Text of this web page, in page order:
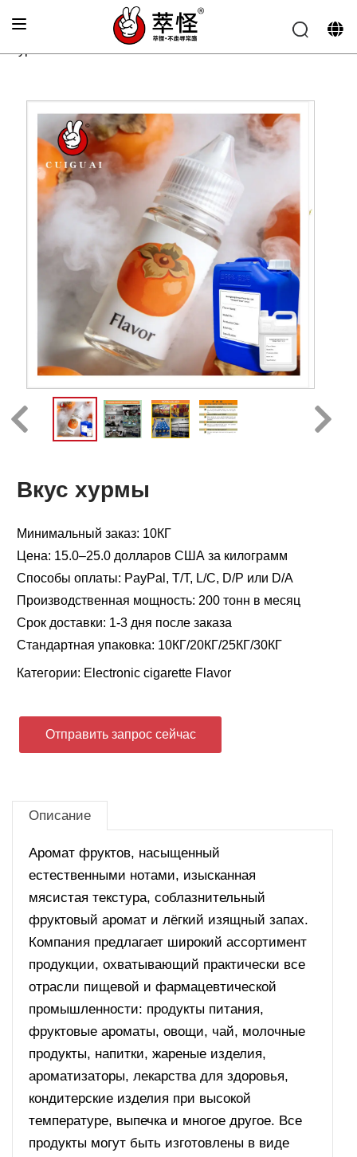
Аромат для электронных сигарет
Вкус
Вкус хурмы
Минимальный заказ: 10КГ
Цена: 15.0–25.0 долларов США за килограмм
Способы оплаты: PayPal, T/T, L/C, D/P или D/A
Производственная мощность: 200 тонн в месяц
Срок доставки: 1-3 дня после заказа
Стандартная упаковка: 10КГ/20КГ/25КГ/30КГ
Категории: Electronic cigarette Flavor
Отправить запрос сейчас
Описание
Аромат фруктов, насыщенный
естественными нотами, изысканная
мясистая текстура, соблазнительный
фруктовый аромат и лёгкий изящный запах.
Компания предлагает широкий ассортимент
продукции, охватывающий практически все
отрасли пищевой и фармацевтической
промышленности: продукты питания,
фруктовые ароматы, овощи, чай, молочные
продукты, напитки, жареные изделия,
ароматизаторы, лекарства для здоровья,
кондитерские изделия при высокой
температуре, выпечка и многое другое. Все
продукты могут быть изготовлены в виде